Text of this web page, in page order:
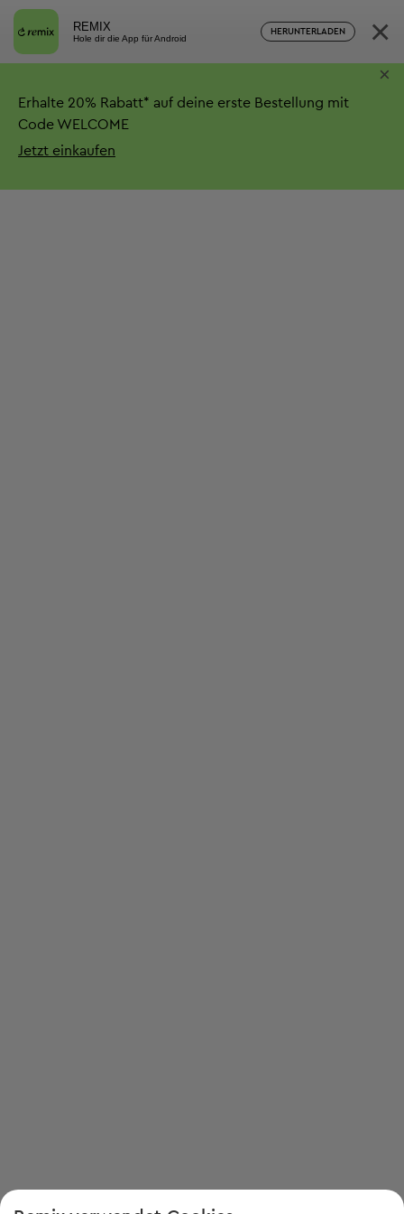
REMIX
Hole dir die App für Android
HERUNTERLADEN ×
Erhalte 20% Rabatt* auf deine erste Bestellung mit
Code WELCOME
Jetzt einkaufen
×